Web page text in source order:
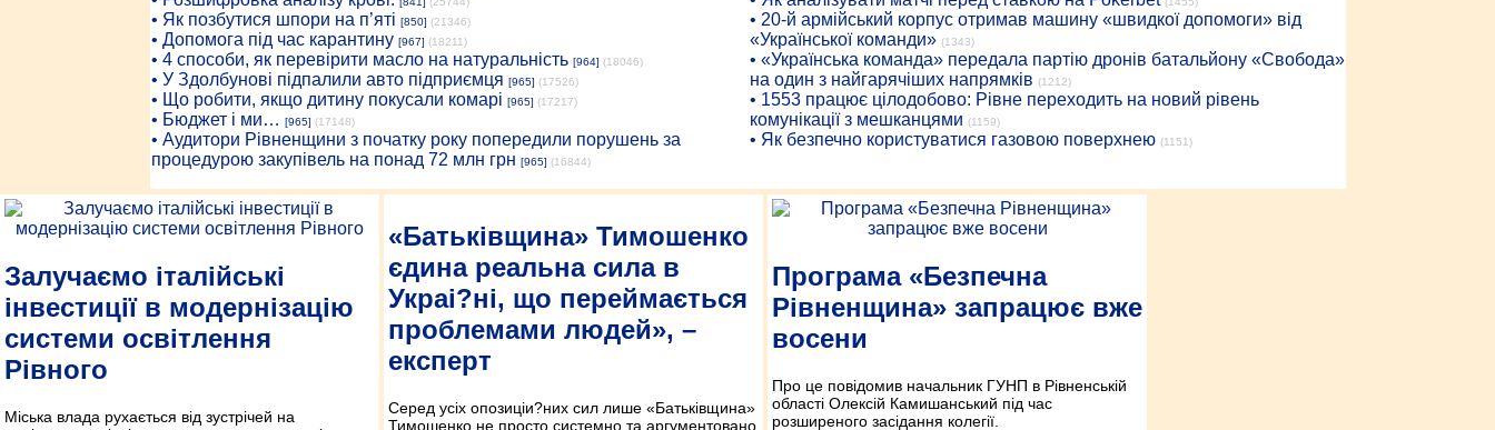
• Як позбутися шпори на п’яті [850] (21346)
• Допомога під час карантину [967] (18211)
• 4 способи, як перевірити масло на натуральність [964] (18046)
• У Здолбунові підпалили авто підприємця [965] (17526)
• Що робити, якщо дитину покусали комарі [965] (17217)
• Бюджет і ми… [965] (17148)
• Аудитори Рівненщини з початку року попередили порушень за
процедурою закупівель на понад 72 млн грн [965] (16844)
• 20-й армійський корпус отримав машину «швидкої допомоги» від
«Української команди» (1343)
• «Українська команда» передала партію дронів батальйону «Свобода»
на один з найгарячіших напрямків (1212)
• 1553 працює цілодобово: Рівне переходить на новий рівень
комунікації з мешканцями (1159)
• Як безпечно користуватися газовою поверхнею (1151)
Залучаємо італійські
інвестиції в модернізацію
системи освітлення
Рівного
Міська влада рухається від зустрічей на
«Батьківщина» Тимошенко
єдина реальна сила в
Украі?ні, що переймається
проблемами людей», –
експерт
Серед усіх опозиціи?них сил лише «Батьківщина»
Тимошенко не просто системно та аргументовано
Програма «Безпечна
Рівненщина» запрацює вже
восени
Про це повідомив начальник ГУНП в Рівненській
області Олексій Камишанський під час
розширеного засідання колегії.